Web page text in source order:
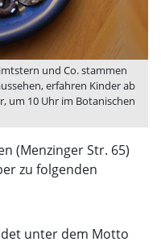
und Co. stammen
erfahren Kinder ab
um 10 Uhr im Botanischen
(Menzinger Str. 65)
zu folgenden
unter dem Motto